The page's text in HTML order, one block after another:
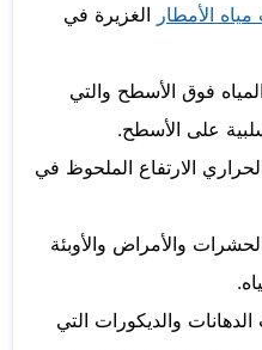
الأمطار الغزيرة في
فوق الأسطح والتي
على الأسطح.
الارتفاع الملحوظ في
والأمراض والأوبئة
والديكورات التي